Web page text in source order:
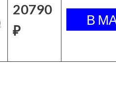
20790
₽